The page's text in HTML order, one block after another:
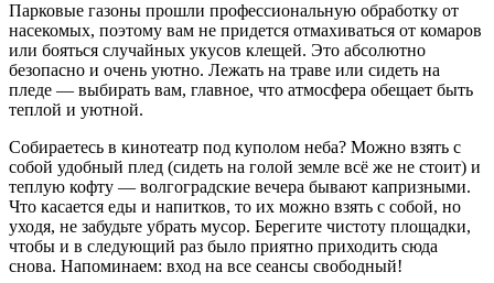
Парковые газоны прошли профессиональную обработку от
насекомых, поэтому вам не придется отмахиваться от комаров
или бояться случайных укусов клещей. Это абсолютно
безопасно и очень уютно. Лежать на траве или сидеть на
пледе — выбирать вам, главное, что атмосфера обещает быть
теплой и уютной.
Собираетесь в кинотеатр под куполом неба? Можно взять с
собой удобный плед (сидеть на голой земле всё же не стоит) и
теплую кофту — волгоградские вечера бывают капризными.
Что касается еды и напитков, то их можно взять с собой, но
уходя, не забудьте убрать мусор. Берегите чистоту площадки,
чтобы и в следующий раз было приятно приходить сюда
снова. Напоминаем: вход на все сеансы свободный!